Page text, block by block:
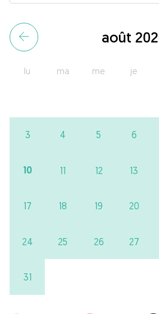
août
lu ma me je
3 4 5 6
10 11 12 13
17 18 19 20
24 25 26 27
31